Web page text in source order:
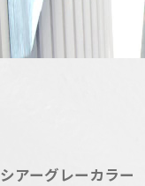
シアーグレーカラー